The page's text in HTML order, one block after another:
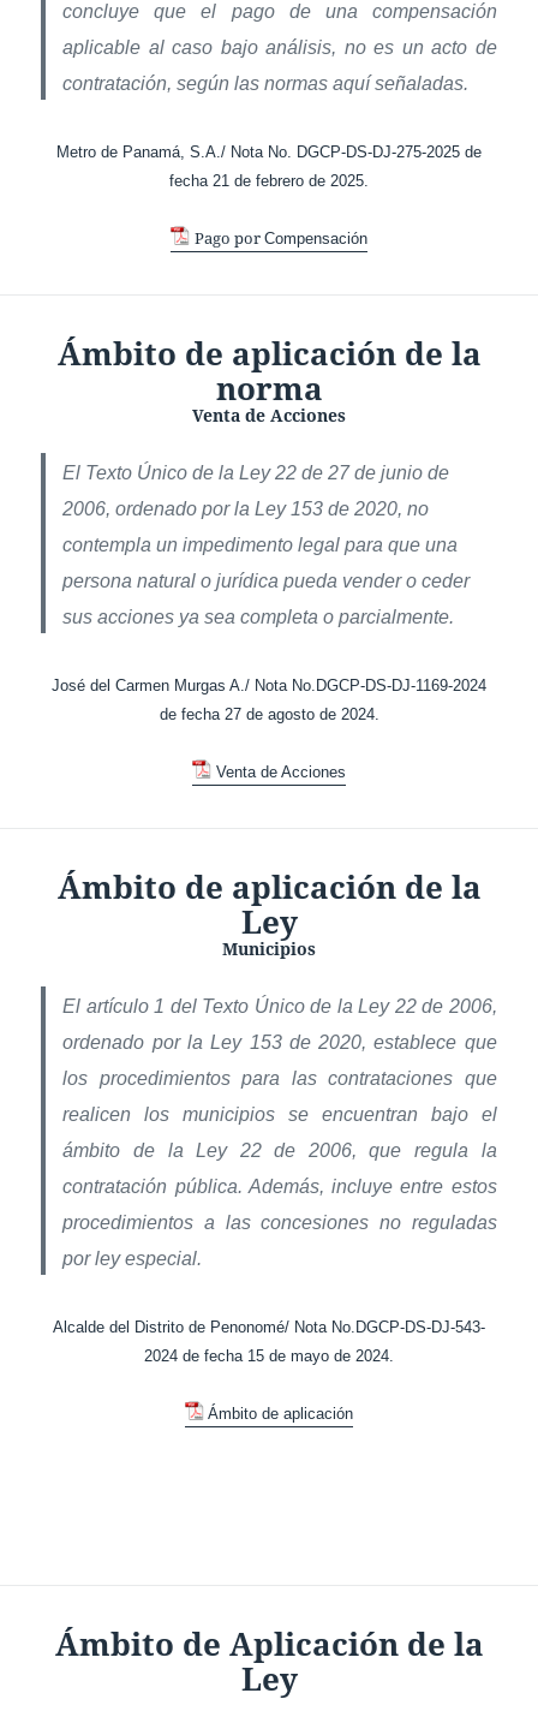
concluye que el pago de una compensación
aplicable al caso bajo análisis, no es un acto de
contratación, según las normas aquí señaladas.
Metro de Panamá, S.A./ Nota No. DGCP-DS-DJ-275-2025 de
fecha 21 de febrero de 2025.
Pago por Compensación
Ámbito de aplicación de la
norma
Venta de Acciones
El Texto Único de la Ley 22 de 27 de junio de
2006, ordenado por la Ley 153 de 2020, no
contempla un impedimento legal para que una
persona natural o jurídica pueda vender o ceder
sus acciones ya sea completa o parcialmente.
José del Carmen Murgas A./ Nota No.DGCP-DS-DJ-1169-2024
de fecha 27 de agosto de 2024.
Venta de Acciones
Ámbito de aplicación de la
Ley
Municipios
El artículo 1 del Texto Único de la Ley 22 de 2006,
ordenado por la Ley 153 de 2020, establece que
los procedimientos para las contrataciones que
realicen los municipios se encuentran bajo el
ámbito de la Ley 22 de 2006, que regula la
contratación pública. Además, incluye entre estos
procedimientos a las concesiones no reguladas
por ley especial.
Alcalde del Distrito de Penonomé/ Nota No.DGCP-DS-DJ-543-
2024 de fecha 15 de mayo de 2024.
Ámbito de aplicación
Ámbito de Aplicación de la
Ley